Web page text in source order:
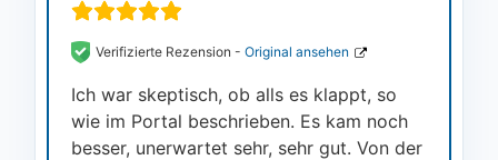
Verifizierte Rezension - Original ansehen
Ich war skeptisch, ob alls es klappt, so
wie im Portal beschrieben. Es kam noch
besser, unerwartet sehr, sehr gut. Von der